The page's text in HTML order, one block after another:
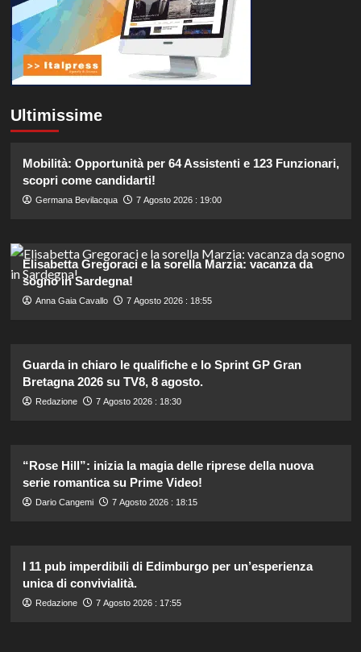
Ultimissime
Mobilità: Opportunità per 64 Assistenti e 123 Funzionari,
scopri come candidarti!
Germana Bevilacqua 7 Agosto 2026 : 19:00
Elisabetta Gregoraci e la sorella Marzia: vacanza da
sogno in Sardegna!
Anna Gaia Cavallo 7 Agosto 2026 : 18:55
Guarda in chiaro le qualifiche e lo Sprint GP Gran
Bretagna 2026 su TV8, 8 agosto.
Redazione 7 Agosto 2026 : 18:30
“Rose Hill”: inizia la magia delle riprese della nuova
serie romantica su Prime Video!
Dario Cangemi 7 Agosto 2026 : 18:15
I 11 pub imperdibili di Edimburgo per un’esperienza
unica di convivialità.
Redazione 7 Agosto 2026 : 17:55